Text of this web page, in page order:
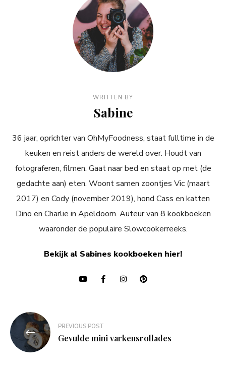
WRITTEN BY
Sabine
36 jaar, oprichter van OhMyFoodness, staat fulltime in de
keuken en reist anders de wereld over. Houdt van
fotograferen, filmen. Gaat naar bed en staat op met (de
gedachte aan) eten. Woont samen zoontjes Vic (maart
2017) en Cody (november 2019), hond Cass en katten
Dino en Charlie in Apeldoorn. Auteur van 8 kookboeken
waaronder de populaire Slowcookerreeks.
Bekijk al Sabines kookboeken hier!
Bericht
navigatie
PREVIOUS POST
Gevulde mini varkensrollades